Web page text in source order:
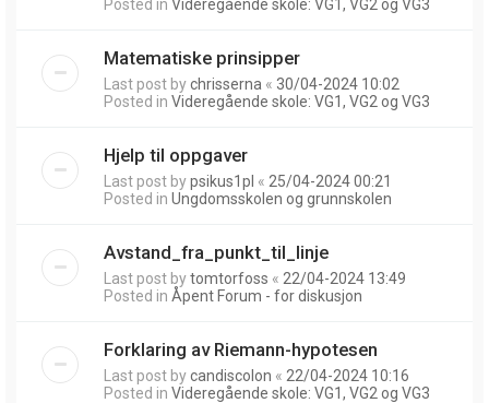
Posted in Videregående skole: VG1, VG2 og VG3
Matematiske prinsipper
Last post bychrisserna « 30/04-2024 10:02
Posted in Videregående skole: VG1, VG2 og VG3
Hjelp til oppgaver
Last post bypsikus1pl « 25/04-2024 00:21
Posted in Ungdomsskolen og grunnskolen
Avstand_fra_punkt_til_linje
Last post bytomtorfoss « 22/04-2024 13:49
Posted in Åpent Forum - for diskusjon
Forklaring av Riemann-hypotesen
Last post bycandiscolon « 22/04-2024 10:16
Posted in Videregående skole: VG1, VG2 og VG3